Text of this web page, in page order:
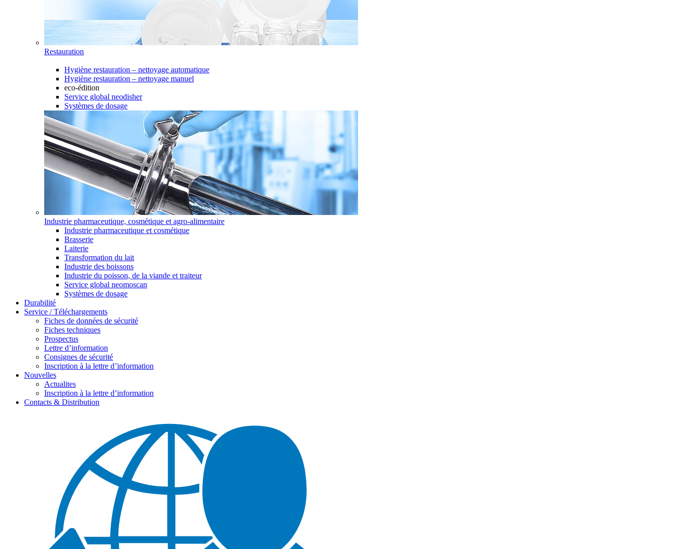
Restauration
Hygiène restauration – nettoyage automatique
Hygiène restauration – nettoyage manuel
eco-édition
Service global neodisher
Systèmes de dosage
Industrie pharmaceutique, cosmétique et agro-alimentaire
Industrie pharmaceutique et cosmétique
Brasserie
Laiterie
Transformation du lait
Industrie des boissons
Industrie du poisson, de la viande et traiteur
Service global neomoscan
Systèmes de dosage
Durabilité
Service / Téléchargements
Fiches de données de sécurité
Fiches techniques
Prospectus
Lettre d’information
Consignes de sécurité
Inscription à la lettre d’information
Nouvelles
Actualites
Inscription à la lettre d’information
Contacts & Distribution